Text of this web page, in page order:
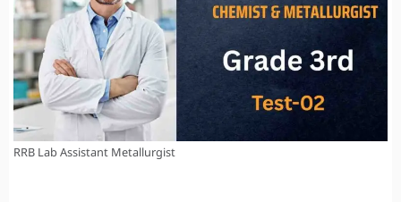
RRB Lab Assistant Metallurgist